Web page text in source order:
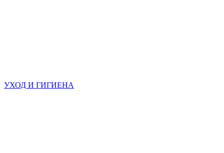
УХОД И ГИГИЕНА